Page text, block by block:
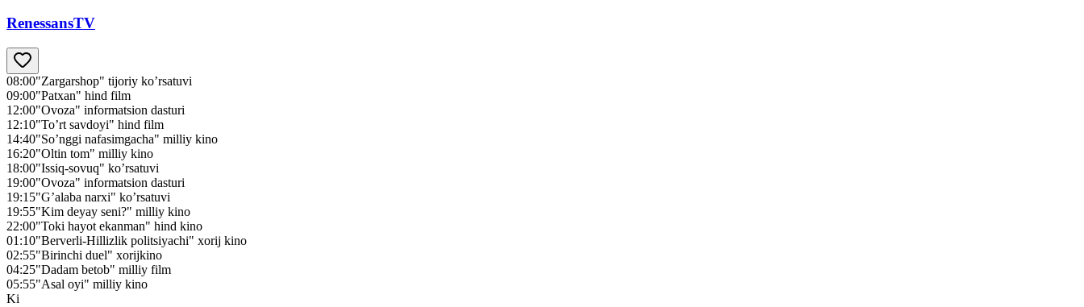
RenessansTV
08:00"Zargarshop" tijoriy ko’rsatuvi
09:00"Patxan" hind film
12:00"Ovoza" informatsion dasturi
12:10"To’rt savdoyi" hind film
14:40"So’nggi nafasimgacha" milliy kino
16:20"Oltin tom" milliy kino
18:00"Issiq-sovuq" ko’rsatuvi
19:00"Ovoza" informatsion dasturi
19:15"G’alaba narxi" ko’rsatuvi
19:55"Kim deyay seni?" milliy kino
22:00"Toki hayot ekanman" hind kino
01:10"Berverli-Hillizlik politsiyachi" xorij kino
02:55"Birinchi duel" xorijkino
04:25"Dadam betob" milliy film
05:55"Asal oyi" milliy kino
Ki